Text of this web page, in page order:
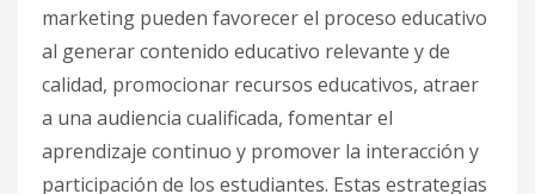
marketing pueden favorecer el proceso educativo
al generar contenido educativo relevante y de
calidad, promocionar recursos educativos, atraer
a una audiencia cualificada, fomentar el
aprendizaje continuo y promover la interacción y
participación de los estudiantes. Estas estrategias